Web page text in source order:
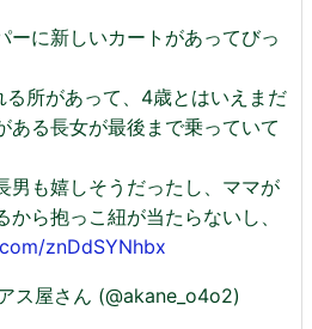
ーに新しいカートがあってびっ
所があって、4歳とはいえまだ
ある長女が最後まで乗っていて
男も嬉しそうだったし、ママが
ら抱っこ紐が当たらないし、
znDdSYNhbx
屋さん (@akane_o4o2)